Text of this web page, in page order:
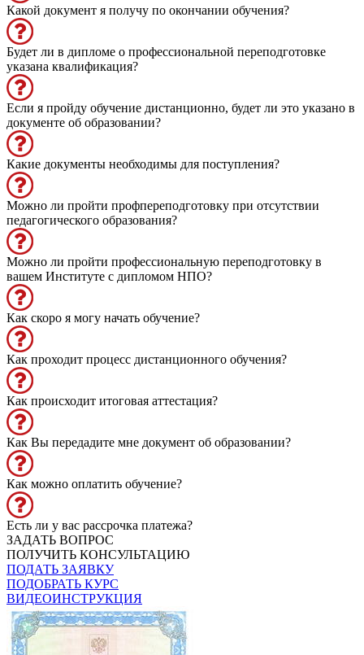
Какой документ я получу по окончании обучения?
Будет ли в дипломе о профессиональной переподготовке
указана квалификация?
Если я пройду обучение дистанционно, будет ли это указано в
документе об образовании?
Какие документы необходимы для поступления?
Можно ли пройти профпереподготовку при отсутствии
педагогического образования?
Можно ли пройти профессиональную переподготовку в
вашем Институте с дипломом НПО?
Как скоро я могу начать обучение?
Как проходит процесс дистанционного обучения?
Как происходит итоговая аттестация?
Как Вы передадите мне документ об образовании?
Как можно оплатить обучение?
Есть ли у вас рассрочка платежа?
ЗАДАТЬ ВОПРОС
ПОЛУЧИТЬ КОНСУЛЬТАЦИЮ
ПОДАТЬ ЗАЯВКУ
ПОДОБРАТЬ КУРС
ВИДЕОИНСТРУКЦИЯ